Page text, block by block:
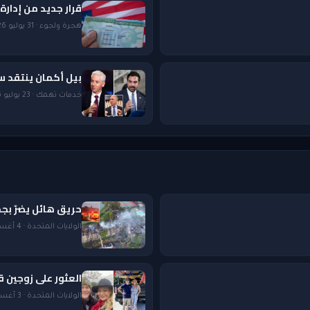
قرار جديد من
هجرة ولجوء · 31 يوليو 2026 — 8:19 AM
بيل أكمان ينتقد
خدمات تهمك · 23 يوليو 2026 — 5:35 PM
حريق هائل يضرّ
الولايات المتحدة · 4 أغسطس 2026 — 12:20 AM
العثور على زوجين قتيلين
الولايات المتحدة · 3 أغسطس 2026 — 3:50 PM